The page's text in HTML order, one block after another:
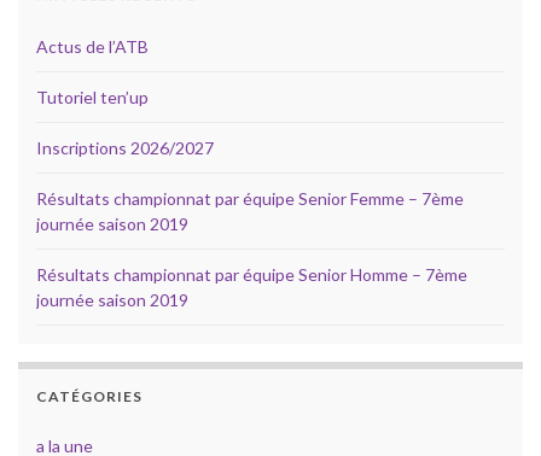
Actus de l’ATB
Tutoriel ten’up
Inscriptions 2026/2027
Résultats championnat par équipe Senior Femme – 7ème
journée saison 2019
Résultats championnat par équipe Senior Homme – 7ème
journée saison 2019
CATÉGORIES
a la une